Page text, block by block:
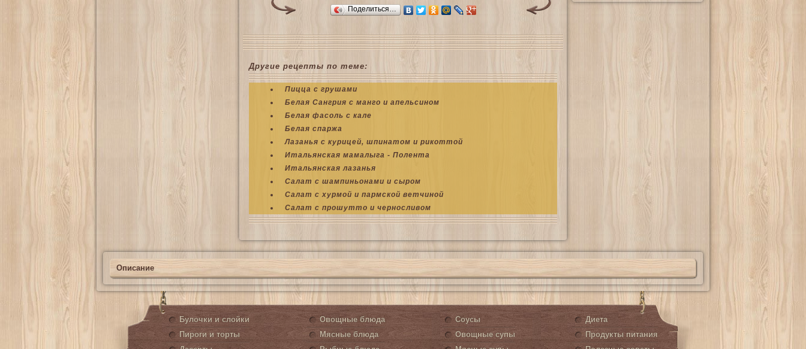
Поделиться…
Другие рецепты по теме:
Пицца с грушами
Белая Сангрия с манго и апельсином
Белая фасоль с кале
Белая спаржа
Лазанья с курицей, шпинатом и рикоттой
Итальянская мамалыга - Полента
Итальянская лазанья
Салат с шампиньонами и сыром
Салат с хурмой и пармской ветчиной
Салат с прошутто и черносливом
Описание
Булочки и слойки
Пироги и торты
Овощные блюда
Мясные блюда
Соусы
Овощные супы
Диета
Продукты питания